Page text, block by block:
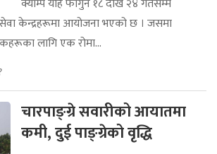
क्याम्प यहि फागुन १८ देखि २४ गतेसम्म
केन्द्रहरूमा आयोजना भएको छ । जसमा
लागि एक रोमा...
चारपाङ्ग्रे सवारीको आयातमा
कमी, दुई पाङ्ग्रेको वृद्धि